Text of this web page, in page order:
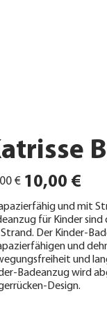
€ Angebotspreis
10,00 €
und mit
für Kinder
Der Kinder-
und
und
Badeanzug wird
Design.